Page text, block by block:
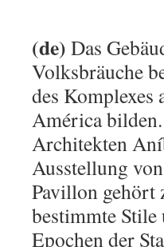
(de) Das
Volksbräuche
des Komplexes
América
Architekten
Ausstellung
Pavillon gehört
bestimmte
Epochen der